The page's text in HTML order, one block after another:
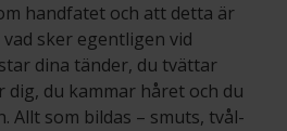
handfatet och att detta är
sker egentligen vid
dina tänder, du tvättar
dig, du kammar håret och du
Allt som bildas – smuts, tvål-